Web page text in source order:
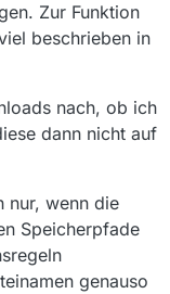
Zur Funktion
beschrieben in
nach, ob ich
dann nicht auf
nur, wenn die
Speicherpfade
genauso